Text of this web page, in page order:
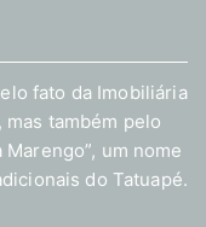
fato da Imobiliária
mas também pelo
um nome
do Tatuapé.